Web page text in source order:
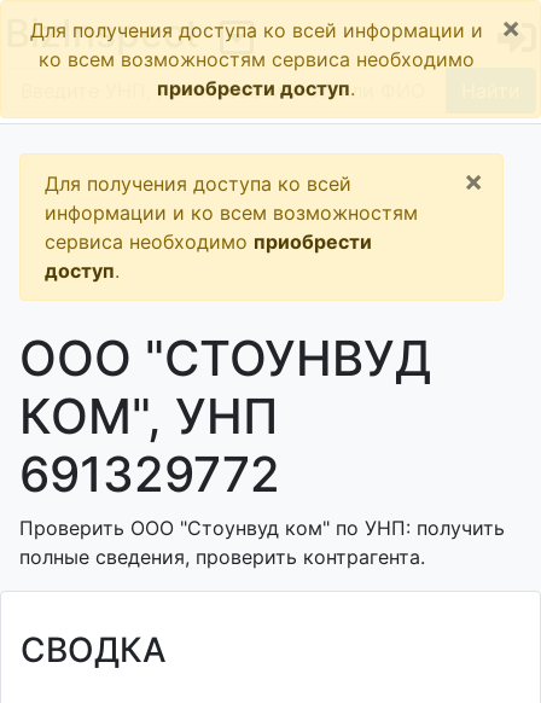
BizInspect
Для получения доступа ко всей информации и
ко всем возможностям сервиса необходимо
приобрести доступ.
×
Для получения доступа ко всей
информации и ко всем возможностям
сервиса необходимо приобрести
доступ.
×
ООО "СТОУНВУД
КОМ", УНП
691329772
Проверить ООО "Стоунвуд ком" по УНП: получить
полные сведения, проверить контрагента.
СВОДКА